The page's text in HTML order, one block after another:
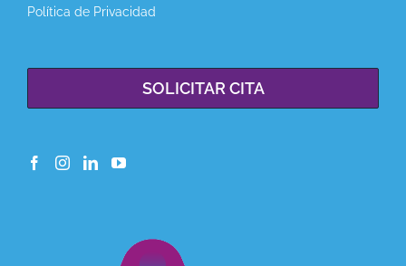
Política de Privacidad
SOLICITAR CITA